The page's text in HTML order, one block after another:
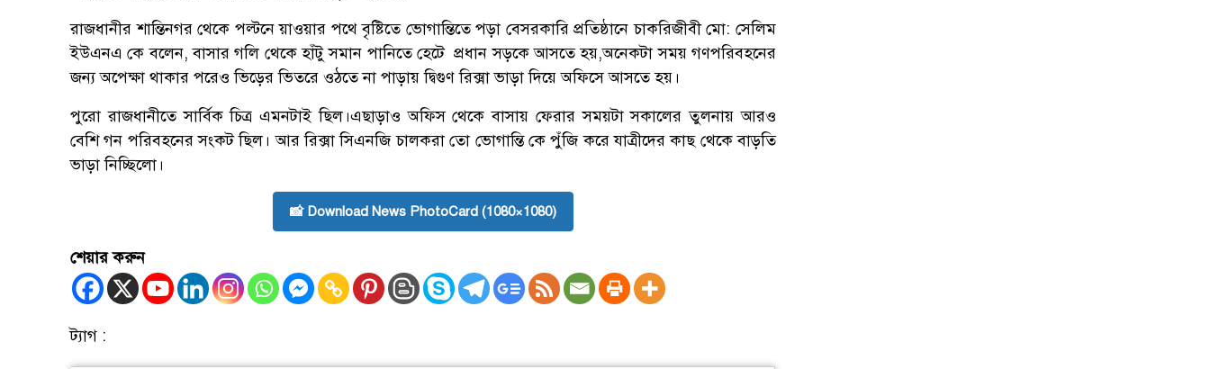
রাজধানীর শান্তিনগর থেকে পল্টনে য়াওয়ার পথে বৃষ্টিতে ভোগান্তিতে পড়া বেসরকারি প্রতিষ্ঠানে চাকরিজীবী মো: সেলিম
ইউএনএ কে বলেন, বাসার গলি থেকে হাঁটু সমান পানিতে হেটে প্রধান সড়কে আসতে হয়,অনেকটা সময় গণপরিবহনের
জন্য অপেক্ষা থাকার পরেও ভিড়ের ভিতরে ওঠতে না পাড়ায় দ্বিগুণ রিক্সা ভাড়া দিয়ে অফিসে আসতে হয়।
পুরো রাজধানীতে সার্বিক চিত্র এমনটাই ছিল।এছাড়াও অফিস থেকে বাসায় ফেরার সময়টা সকালের তুলনায় আরও
বেশি গন পরিবহনের সংকট ছিল। আর রিক্সা সিএনজি চালকরা তো ভোগান্তি কে পুঁজি করে যাত্রীদের কাছ থেকে বাড়তি
ভাড়া নিচ্ছিলো।
📸 Download News PhotoCard (1080×1080)
শেয়ার করুন
ট্যাগ :